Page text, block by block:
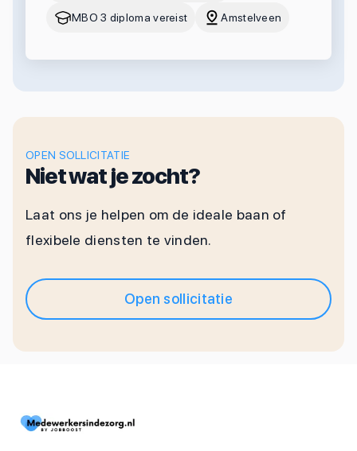
MBO 3 diploma vereist Amstelveen
OPEN SOLLICITATIE
Niet wat je zocht?
Laat ons je helpen om de ideale baan of
flexibele diensten te vinden.
Open sollicitatie